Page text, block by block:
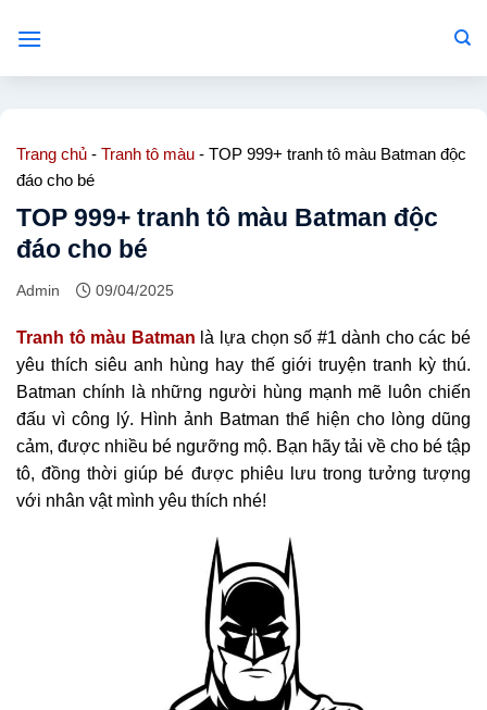
qua
Trang chủ - Tranh tô màu - TOP 999+ tranh tô màu Batman độc
đáo cho bé
TOP 999+ tranh tô màu Batman độc
đáo cho bé
Admin 09/04/2025
Tranh tô màu Batman là lựa chọn số #1 dành cho các bé
yêu thích siêu anh hùng hay thế giới truyện tranh kỳ thú.
Batman chính là những người hùng mạnh mẽ luôn chiến
đấu vì công lý. Hình ảnh Batman thể hiện cho lòng dũng
cảm, được nhiều bé ngưỡng mộ. Bạn hãy tải về cho bé tập
tô, đồng thời giúp bé được phiêu lưu trong tưởng tượng
với nhân vật mình yêu thích nhé!